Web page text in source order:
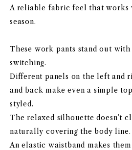
A reliable fabric feel that works
season.
These work pants stand out
switching.
Different panels on the left and
and back make even a simple
styled.
The relaxed silhouette doesn’t
naturally covering the body line.
An elastic waistband makes